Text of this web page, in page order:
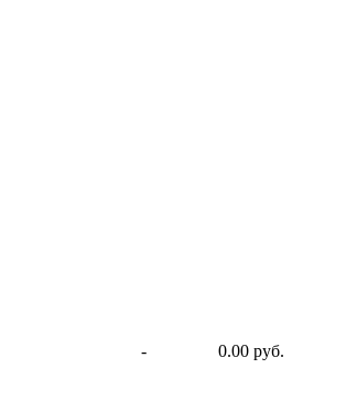
-
0.00 руб.